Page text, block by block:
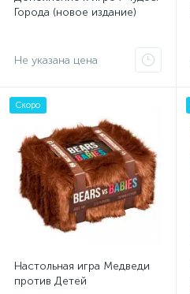
Города (новое издание)
Не указана цена
Скоро
Настольная игра Медведи
против Детей